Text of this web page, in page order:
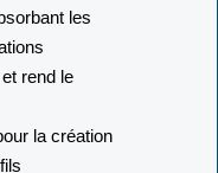
les
rend le
la création